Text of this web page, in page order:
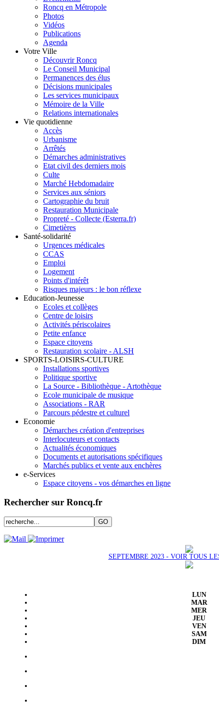
Roncq en Métropole
Photos
Vidéos
Publications
Agenda
Votre Ville
Découvrir Roncq
Le Conseil Municipal
Permanences des élus
Décisions municipales
Les services municipaux
Mémoire de la Ville
Relations internationales
Vie quotidienne
Accès
Urbanisme
Arrêtés
Démarches administratives
Etat civil des derniers mois
Culte
Marché Hebdomadaire
Services aux séniors
Cartographie du bruit
Restauration Municipale
Propreté - Collecte (Esterra.fr)
Cimetières
Santé-solidarité
Urgences médicales
CCAS
Emploi
Logement
Points d'intérêt
Risques majeurs : le bon réflexe
Education-Jeunesse
Ecoles et collèges
Centre de loisirs
Activités périscolaires
Petite enfance
Espace citoyens
Restauration scolaire - ALSH
SPORTS-LOISIRS-CULTURE
Installations sportives
Politique sportive
La Source - Bibliothèque - Artothèque
Ecole municipale de musique
Associations - RAR
Parcours pédestre et culturel
Economie
Démarches création d'entreprises
Interlocuteurs et contacts
Actualités économiques
Documents et autorisations spécifiques
Marchés publics et vente aux enchères
e-Services
Espace citoyens - vos démarches en ligne
Rechercher sur Roncq.fr
SEPTEMBRE 2023 - VOIR TOUS
LUN
MAR
MER
JEU
VEN
SAM
DIM